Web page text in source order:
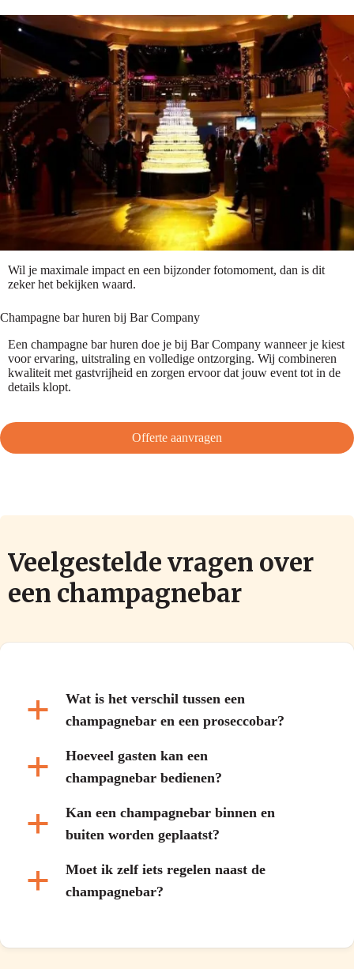
Wil je maximale impact en een bijzonder fotomoment, dan is dit
zeker het bekijken waard.
Champagne bar huren bij Bar Company
Een champagne bar huren doe je bij Bar Company wanneer je kiest
voor ervaring, uitstraling en volledige ontzorging. Wij combineren
kwaliteit met gastvrijheid en zorgen ervoor dat jouw event tot in de
details klopt.
Offerte aanvragen
Veelgestelde vragen over
een champagnebar
a
Wat is het verschil tussen een
champagnebar en een proseccobar?
a
Hoeveel gasten kan een
champagnebar bedienen?
a
Kan een champagnebar binnen en
buiten worden geplaatst?
a
Moet ik zelf iets regelen naast de
champagnebar?